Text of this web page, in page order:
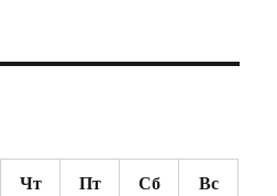
Чт Пт Сб Вс